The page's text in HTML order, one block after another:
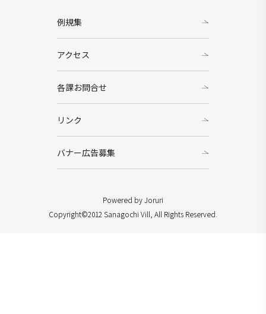
例規集
アクセス
各課お問合せ
リンク
バナー広告募集
Powered by Joruri
Copyright©2012 Sanagochi Vill, All Rights Reserved.